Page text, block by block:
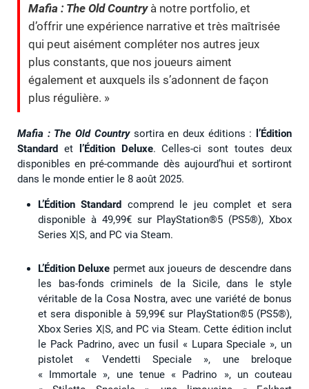
Mafia : The Old Country à notre portfolio, et
d’offrir une expérience narrative et très maîtrisée
qui peut aisément compléter nos autres jeux
plus constants, que nos joueurs aiment
également et auxquels ils s’adonnent de façon
plus régulière. »
Mafia : The Old Countrysortira en deux éditions :
l’Édition
Standard et l’Édition Deluxe. Celles-ci sont toutes deux
disponibles en pré-commande dès aujourd’hui et sortiront
dans le monde entier le 8 août 2025.
L’Édition Standard comprend le jeu complet et sera
disponible à 49,99€ sur PlayStation®5 (PS5®), Xbox
Series X|S, and PC via Steam.
L’Édition Deluxe permet aux joueurs de descendre dans
les bas-fonds criminels de la Sicile, dans le style
véritable de la Cosa Nostra, avec une variété de bonus
et sera disponible à 59,99€ sur PlayStation®5 (PS5®),
Xbox Series X|S, and PC via Steam. Cette édition inclut
le Pack Padrino, avec un fusil « Lupara Speciale », un
pistolet « Vendetti Speciale », une breloque
« Immortale », une tenue « Padrino », un couteau